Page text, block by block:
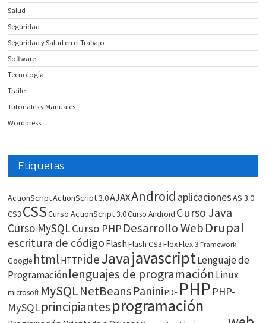
Salud
Seguridad
Seguridad y Salud en el Trabajo
Software
Tecnología
Trailer
Tutoriales y Manuales
Wordpress
Etiquetas
ActionScriptActionScript 3.0AJAXAndroid aplicacionesAS 3.0
CS3 CSSCurso ActionScript 3.0Curso Android Curso Java
Curso MySQLCurso PHP Desarrollo WebDrupal
escritura de código FlashFlash CS3FlexFlex 3 Framework
Google html HTTP ideJavajavascriptLenguaje de
Programaciónlenguajes de programación Linux
microsoft MySQLNetBeans Panini PDF PHP PHP-
MySQLprincipiantesprogramación